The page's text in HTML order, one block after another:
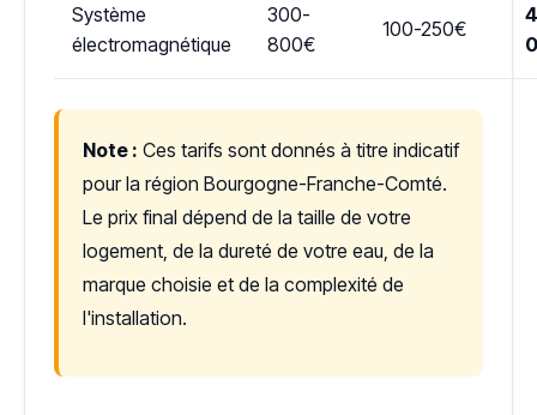
Système
électromagnétique
300-
800€
100-250€
Note : Ces tarifs sont donnés à titre indicatif
pour la région Bourgogne-Franche-Comté.
Le prix final dépend de la taille de votre
logement, de la dureté de votre eau, de la
marque choisie et de la complexité de
l'installation.